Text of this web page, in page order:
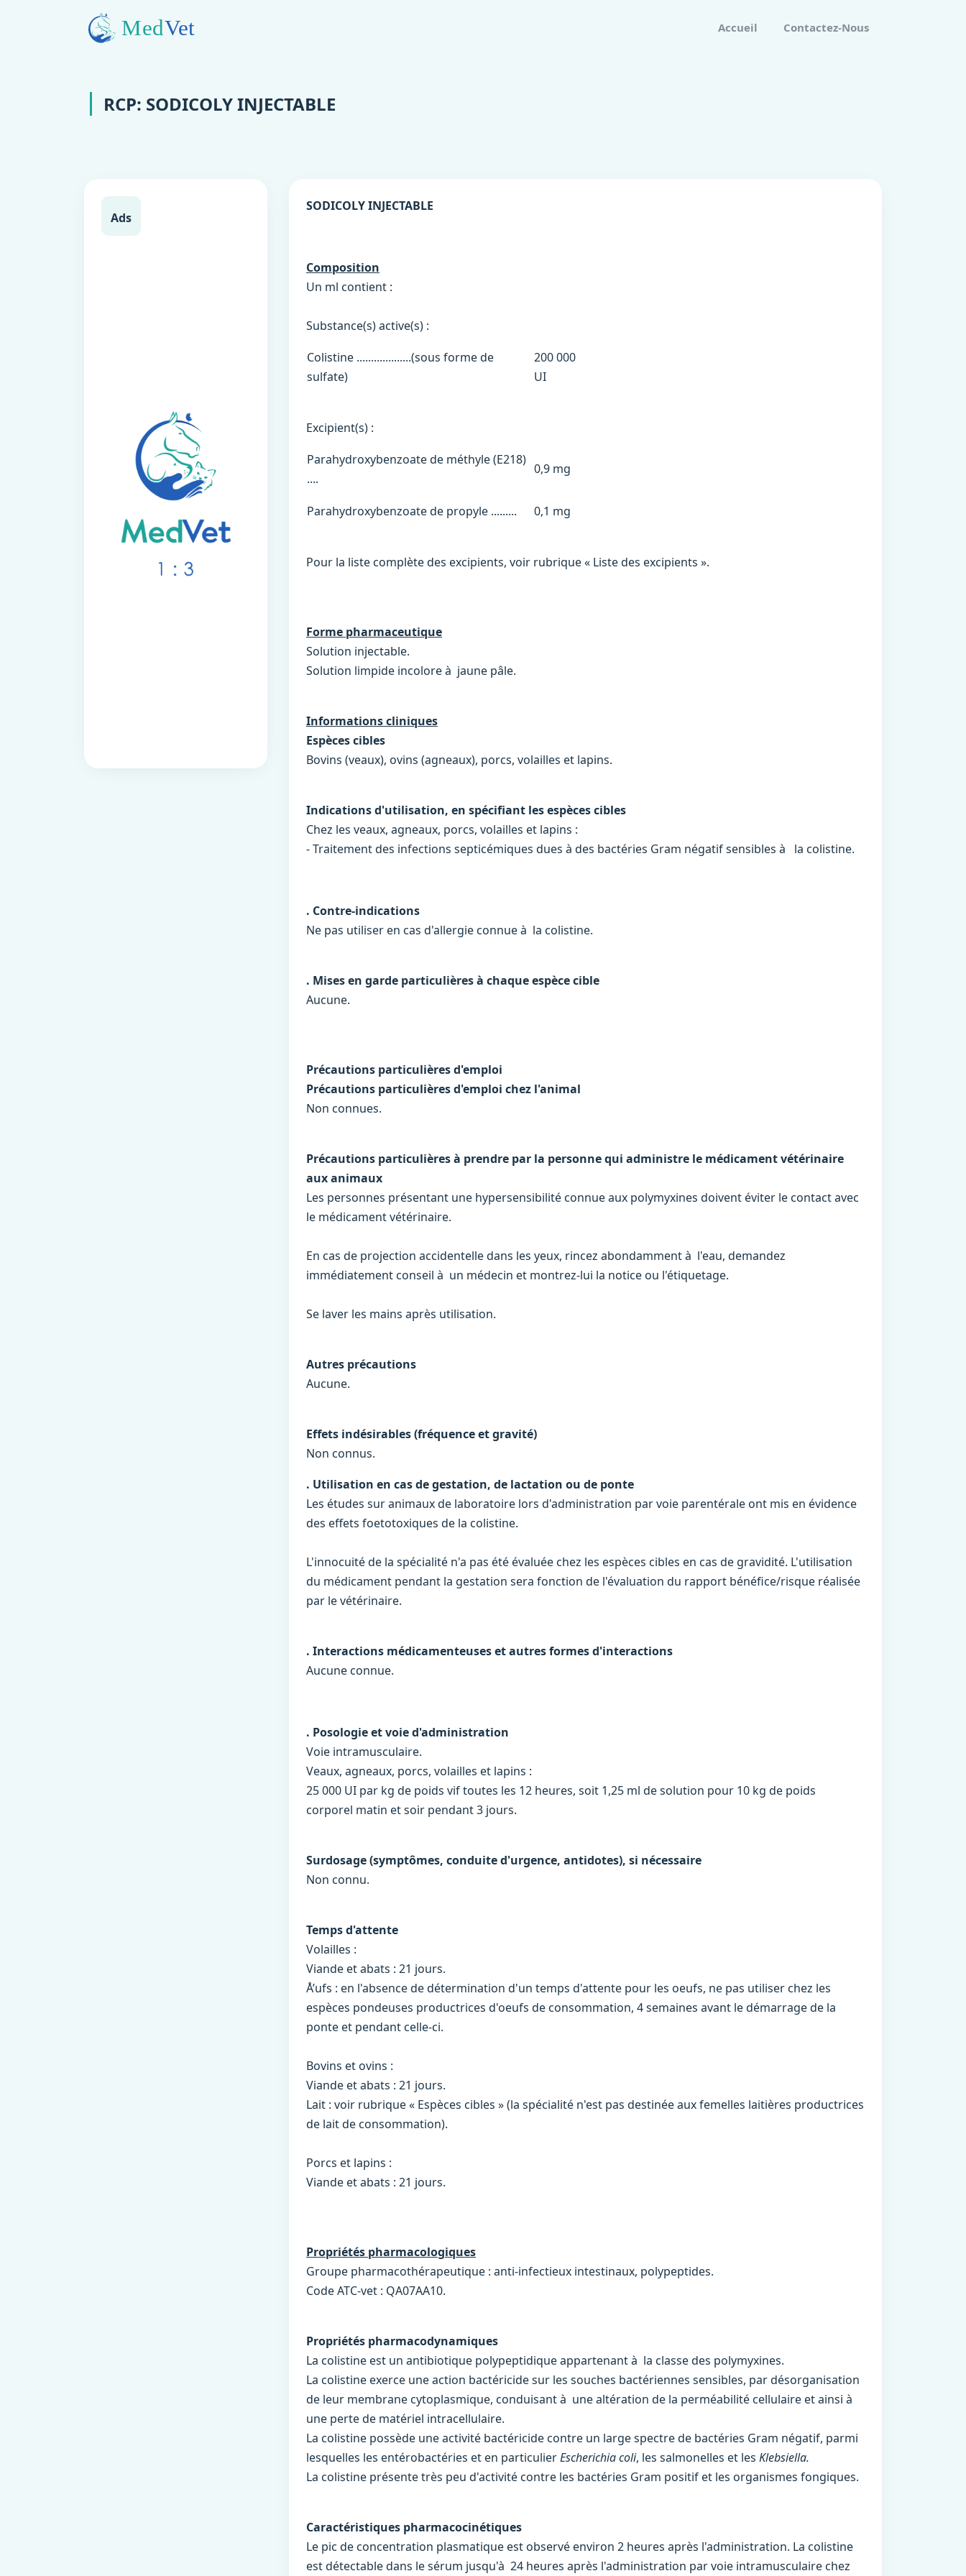
Accueil Contactez-Nous
RCP: SODICOLY INJECTABLE
Ads
SODICOLY INJECTABLE
Composition
Un ml contient :
Substance(s) active(s) :
Colistine ...................(sous forme de
sulfate)
200 000
UI
Excipient(s) :
Parahydroxybenzoate de méthyle (E218)
....
0,9 mg
Parahydroxybenzoate de propyle ......... 0,1 mg
Pour la liste complète des excipients, voir rubrique « Liste des excipients ».
Forme pharmaceutique
Solution injectable.
Solution limpide incolore à jaune pâle.
Informations cliniques
Espèces cibles
Bovins (veaux), ovins (agneaux), porcs, volailles et lapins.
Indications d'utilisation, en spécifiant les espèces cibles
Chez les veaux, agneaux, porcs, volailles et lapins :
- Traitement des infections septicémiques dues à des bactéries Gram négatif sensibles à la colistine.
. Contre-indications
Ne pas utiliser en cas d'allergie connue à la colistine.
. Mises en garde particulières à chaque espèce cible
Aucune.
Précautions particulières d'emploi
Précautions particulières d'emploi chez l'animal
Non connues.
Précautions particulières à prendre par la personne qui administre le médicament vétérinaire
aux animaux
Les personnes présentant une hypersensibilité connue aux polymyxines doivent éviter le contact avec
le médicament vétérinaire.
En cas de projection accidentelle dans les yeux, rincez abondamment à l'eau, demandez
immédiatement conseil à un médecin et montrez-lui la notice ou l'étiquetage.
Se laver les mains après utilisation.
Autres précautions
Aucune.
Effets indésirables (fréquence et gravité)
Non connus.
. Utilisation en cas de gestation, de lactation ou de ponte
Les études sur animaux de laboratoire lors d'administration par voie parentérale ont mis en évidence
des effets foetotoxiques de la colistine.
L'innocuité de la spécialité n'a pas été évaluée chez les espèces cibles en cas de gravidité. L'utilisation
du médicament pendant la gestation sera fonction de l'évaluation du rapport bénéfice/risque réalisée
par le vétérinaire.
. Interactions médicamenteuses et autres formes d'interactions
Aucune connue.
. Posologie et voie d'administration
Voie intramusculaire.
Veaux, agneaux, porcs, volailles et lapins :
25 000 UI par kg de poids vif toutes les 12 heures, soit 1,25 ml de solution pour 10 kg de poids
corporel matin et soir pendant 3 jours.
Surdosage (symptômes, conduite d'urgence, antidotes), si nécessaire
Non connu.
Temps d'attente
Volailles :
Viande et abats : 21 jours.
Å’ufs : en l'absence de détermination d'un temps d'attente pour les oeufs, ne pas utiliser chez les
espèces pondeuses productrices d'oeufs de consommation, 4 semaines avant le démarrage de la
ponte et pendant celle-ci.
Bovins et ovins :
Viande et abats : 21 jours.
Lait : voir rubrique « Espèces cibles » (la spécialité n'est pas destinée aux femelles laitières productrices
de lait de consommation).
Porcs et lapins :
Viande et abats : 21 jours.
Propriétés pharmacologiques
Groupe pharmacothérapeutique : anti-infectieux intestinaux, polypeptides.
Code ATC-vet : QA07AA10.
Propriétés pharmacodynamiques
La colistine est un antibiotique polypeptidique appartenant à la classe des polymyxines.
La colistine exerce une action bactéricide sur les souches bactériennes sensibles, par désorganisation
de leur membrane cytoplasmique, conduisant à une altération de la perméabilité cellulaire et ainsi à
une perte de matériel intracellulaire.
La colistine possède une activité bactéricide contre un large spectre de bactéries Gram négatif, parmi
lesquelles les entérobactéries et en particulierEscherichia coli, les salmonelles et les Klebsiella.
La colistine présente très peu d'activité contre les bactéries Gram positif et les organismes fongiques.
Caractéristiques pharmacocinétiques
Le pic de concentration plasmatique est observé environ 2 heures après l'administration. La colistine
est détectable dans le sérum jusqu'à 24 heures après l'administration par voie intramusculaire chez